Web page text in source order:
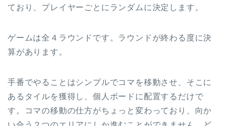
ており、プレイヤーごとにランダムに決定します。
ゲームは全４ラウンドです。ラウンドが終わる度に決
算があります。
手番でやることはシンプルでコマを移動させ、そこに
あるタイルを獲得し、個人ボードに配置するだけで
す。コマの移動の仕方がちょっと変わっており、向か